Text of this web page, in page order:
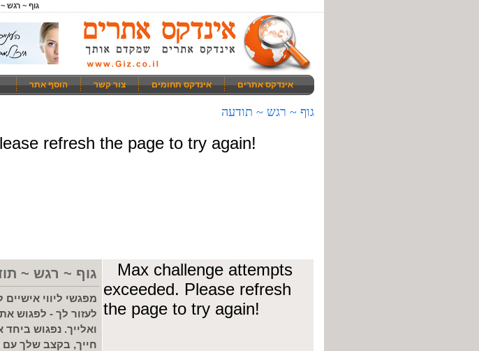
גוף ~ רגש
אינדקס אתרים אינדקס תחומים צור קשר הוסף אתר
גוף ~ רגש ~ תודעה
גוף ~ רגש ~
מפגשי ליווי
לעזור לך - לפגוש
ואלייך. נפגוש
חייך, בקצב שלך עם